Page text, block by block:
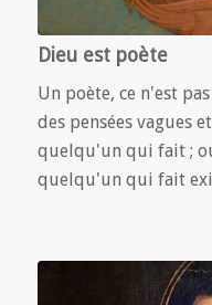
Dieu est poète
Un poète, ce n'est
des pensées vagues
quelqu'un qui fait ;
quelqu'un qui fait